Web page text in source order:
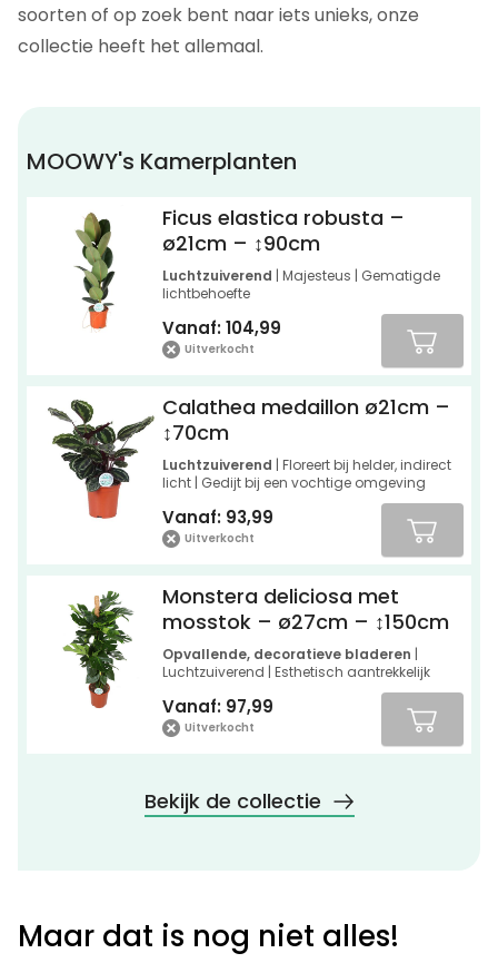
soorten of op zoek bent naar iets unieks, onze
collectie heeft het allemaal.
MOOWY's Kamerplanten
Ficus elastica robusta –
ø21cm – ↕90cm
Luchtzuiverend | Majesteus | Gematigde
lichtbehoefte
Vanaf: 104,99
Uitverkocht
Calathea medaillon ø21cm –
↕70cm
Luchtzuiverend | Floreert bij helder, indirect
licht | Gedijt bij een vochtige omgeving
Vanaf: 93,99
Uitverkocht
Monstera deliciosa met
mosstok – ø27cm – ↕150cm
Opvallende, decoratieve bladeren |
Luchtzuiverend | Esthetisch aantrekkelijk
Vanaf: 97,99
Uitverkocht
Bekijk de collectie
Maar dat is nog niet alles!